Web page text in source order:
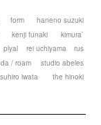
form
haneno suzuki
kenji funaki
kimura`
plyal rei uchiyama
rus
/ roam
studio abeles
iwata
the hinoki